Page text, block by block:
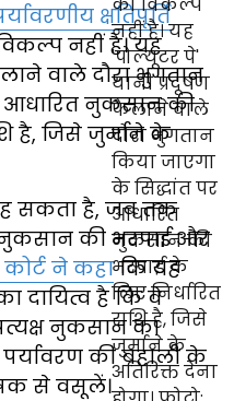
क्षतिपूर्ति
नहीं है। यह
वाले दौरा भुगतान
आधारित नुकसान की
है, जिसे जुर्माने के
सकता है, जब तक
नुकसान की भरपाई और
कोर्ट ने कहाकि यह
दायित्व है कि वे
नुकसान का
की बहाली के
से वसूलें।